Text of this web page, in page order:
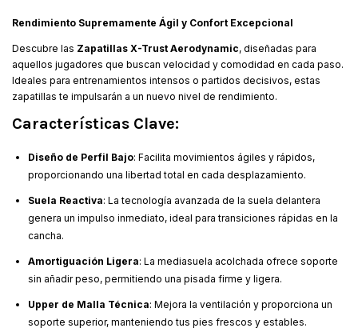
Rendimiento Supremamente Ágil y Confort Excepcional
Descubre las Zapatillas X-Trust Aerodynamic, diseñadas para
aquellos jugadores que buscan velocidad y comodidad en cada paso.
Ideales para entrenamientos intensos o partidos decisivos, estas
zapatillas te impulsarán a un nuevo nivel de rendimiento.
Características Clave:
Diseño de Perfil Bajo: Facilita movimientos ágiles y rápidos,
proporcionando una libertad total en cada desplazamiento.
Suela Reactiva: La tecnología avanzada de la suela delantera
genera un impulso inmediato, ideal para transiciones rápidas en la
cancha.
Amortiguación Ligera: La mediasuela acolchada ofrece soporte
sin añadir peso, permitiendo una pisada firme y ligera.
Upper de Malla Técnica: Mejora la ventilación y proporciona un
soporte superior, manteniendo tus pies frescos y estables.